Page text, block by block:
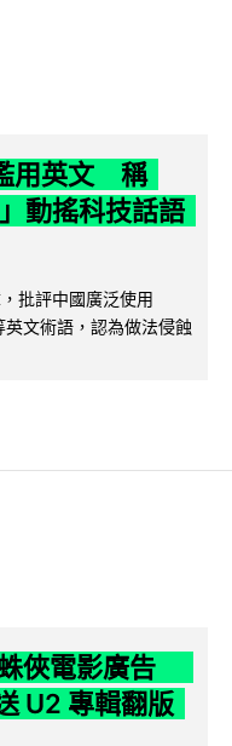
用英文 稱
動搖科技話語
批評中國廣泛使用
英文術語，認為做法侵蝕
俠電影廣告
U2 專輯翻版